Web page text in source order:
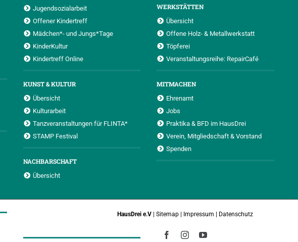
Jugendsozialarbeit
Offener Kindertreff
Mädchen*- und Jungs*Tage
KinderKultur
Kindertreff Online
KUNST & KULTUR
Übersicht
Kulturarbeit
Tanzveranstaltungen für FLINTA*
STAMP Festival
NACHBARSCHAFT
Übersicht
WERKSTÄTTEN
Übersicht
Offene Holz- & Metallwerkstatt
Töpferei
Veranstaltungsreihe: RepairCafé
MITMACHEN
Ehrenamt
Jobs
Praktika & BFD im HausDrei
Verein, Mitgliedschaft & Vorstand
Spenden
HausDrei e.V Sitemap| Impressum Datenschutz
FacebookInstagramYouTube